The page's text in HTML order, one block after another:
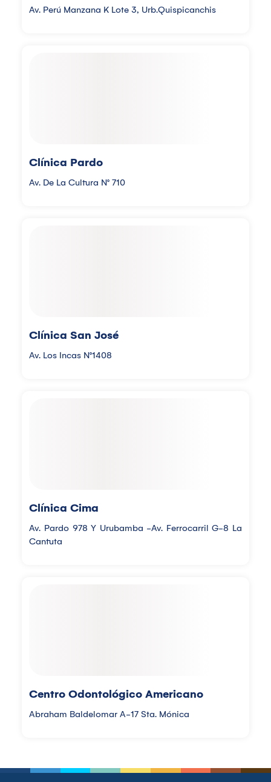
Av. Perú Manzana K Lote 3, Urb.Quispicanchis
Clínica Pardo
Av. De La Cultura N° 710
Clínica San José
Av. Los Incas N°1408
Clínica Cima
Av. Pardo 978 Y Urubamba -Av. Ferrocarril G-8 La
Cantuta
Centro Odontológico Americano
Abraham Baldelomar A-17 Sta. Mónica